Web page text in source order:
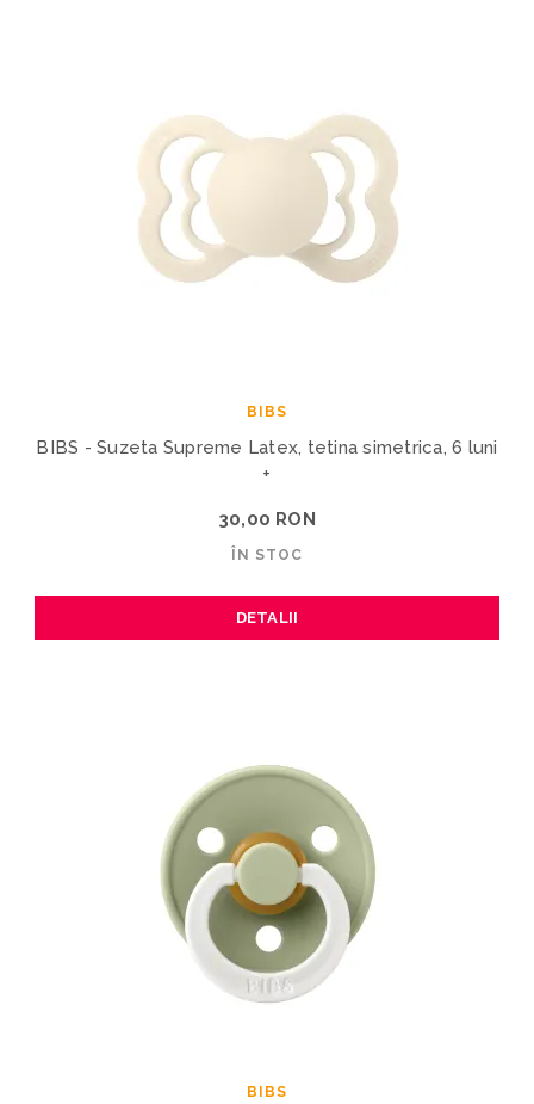
BIBS
BIBS - Suzeta Supreme Latex, tetina simetrica, 6 luni
+
30,00 RON
ÎN STOC
DETALII
BIBS